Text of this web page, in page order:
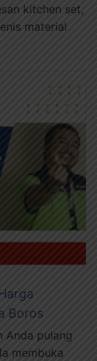
kitchen set,
material
Boros
Anda pulang
membuka